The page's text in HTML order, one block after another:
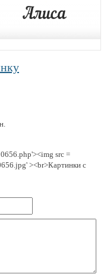
src =
><br>Картинки с